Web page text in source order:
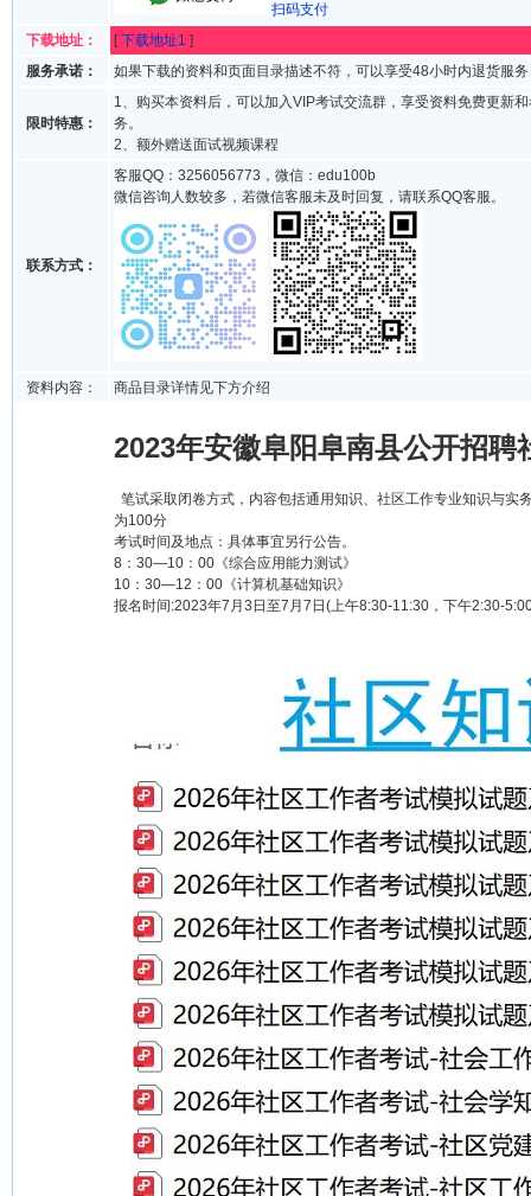
扫码支付
下载地址：
[下载地址1 ]
服务承诺：
如果下载的资料和页面目录描述不符，可以享受48小时内退货服务
限时特惠：
1、购买本资料后，可以加入VIP考试交流群，享受资料免费更新
务。
2、额外赠送面试视频课程
联系方式：
客服QQ：3256056773，微信：edu100b
微信咨询人数较多，若微信客服未及时回复，请联系QQ客服。
资料内容： 商品目录详情见下方介绍
2023年安徽阜阳阜南县公开招聘
笔试采取闭卷方式，内容包括通用知识、社区工作专业知识与
为100分
考试时间及地点：具体事宜另行公告。
8：30—10：00《综合应用能力测试》
10：30—12：00《计算机基础知识》
报名时间:2023年7月3日至7月7日(上午8:30-11:30，下午2:30-